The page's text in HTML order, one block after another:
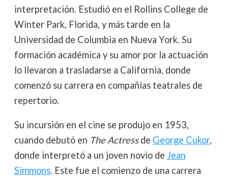
interpretación. Estudió en el Rollins College de
Winter Park, Florida, y más tarde en la
Universidad de Columbia en Nueva York. Su
formación académica y su amor por la actuación
lo llevaron a trasladarse a California, donde
comenzó su carrera en compañías teatrales de
repertorio.
Su incursión en el cine se produjo en 1953,
cuando debutó en The Actressde George Cukor,
donde interpretó a un joven novio de Jean
Simmons. Este fue el comienzo de una carrera